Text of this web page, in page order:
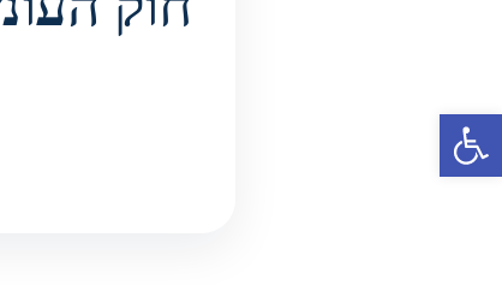
פתח סרגל נגישות